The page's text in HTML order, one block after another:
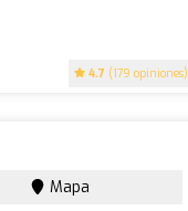
4.7 (179 opiniones)
Mapa